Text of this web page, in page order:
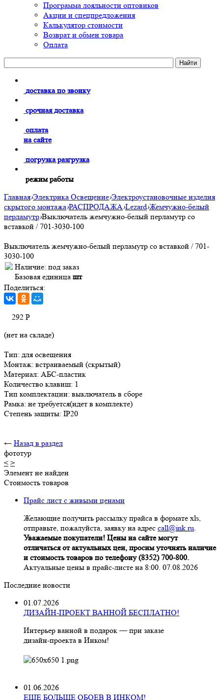
Программа лояльности оптовиков
Акции и спецпредложения
Калькулятор стоимости
Возврат и обмен товара
Оплата
доставка по звонку
срочная доставка
оплата
на сайте
погрузка разгрузка
режим работы
Главная›Электрика Освещение›Электроустановочные изделия
скрытого монтажа›РАСПРОДАЖА›Lezard›Жемчужно-белый
перламутр›Выключатель жемчужно-белый перламутр со
вставкой / 701-3030-100
Выключатель жемчужно-белый перламутр со вставкой / 701-
3030-100
Наличие: под заказ
Базовая единица шт
Поделиться:
292 Р
(нет на складе)
Тип: для освещения
Монтаж: встраиваемый (скрытый)
Материал: АБС-пластик
Количество клавиш: 1
Тип комплектации: выключатель в сборе
Рамка: не требуется(идет в комплекте)
Степень защиты: IP20
← Назад в раздел
фототур
< >
Элемент не найден
Стоимость товаров
Прайс лист с живыми ценами
Желающие получить рассылку прайса в формате xls,
отправьте, пожалуйста, заявку на адрес call@ink.ru.
Уважаемые покупатели! Цены на сайте могут
отличаться от актуальных цен, просим уточнять наличие
и стоимость товаров по телефону (8352) 700-800.
Актуальные цены в прайс-листе на 8:00. 07.08.2026
Последние новости
01.07.2026
ДИЗАЙН-ПРОЕКТ ВАННОЙ БЕСПЛАТНО!
Интерьер ванной в подарок — при заказе
дизайн‑проекта в Инком!
01.06.2026
ЕЩЕ БОЛЬШЕ ОБОЕВ В ИНКОМ!